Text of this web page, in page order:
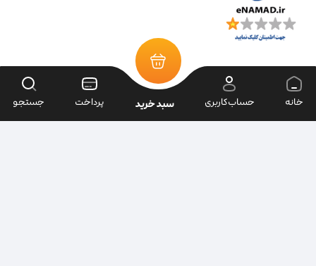
خانه حساب‌کاربری سبد خرید پرداخت جستجو